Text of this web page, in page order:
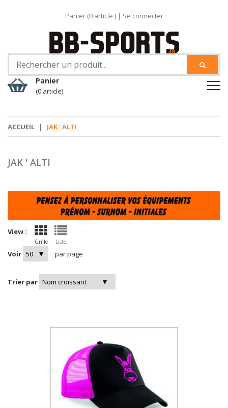
Panier (0article ) | Se connecter
Panier
(0 article)
ACCUEIL | JAK ' ALTI
JAK ' ALTI
View :
Grille Liste
Voir par page
Trier par